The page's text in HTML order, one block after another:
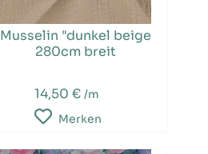
Musselin "dunkel beige
280cm breit
14,50 € /m
Merken